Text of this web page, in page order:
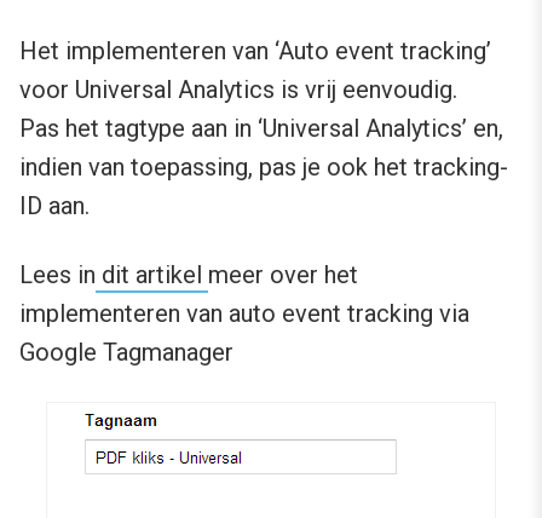
Het implementeren van ‘Auto event tracking’
voor Universal Analytics is vrij eenvoudig.
Pas het tagtype aan in ‘Universal Analytics’ en,
indien van toepassing, pas je ook het tracking-
ID aan.
Lees in dit artikel meer over het
implementeren van auto event tracking via
Google Tagmanager